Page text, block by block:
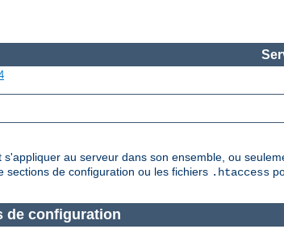
s'appliquer au serveur dans son ensemble, ou
sections de configuration ou les fichiers .htaccess
de configuration